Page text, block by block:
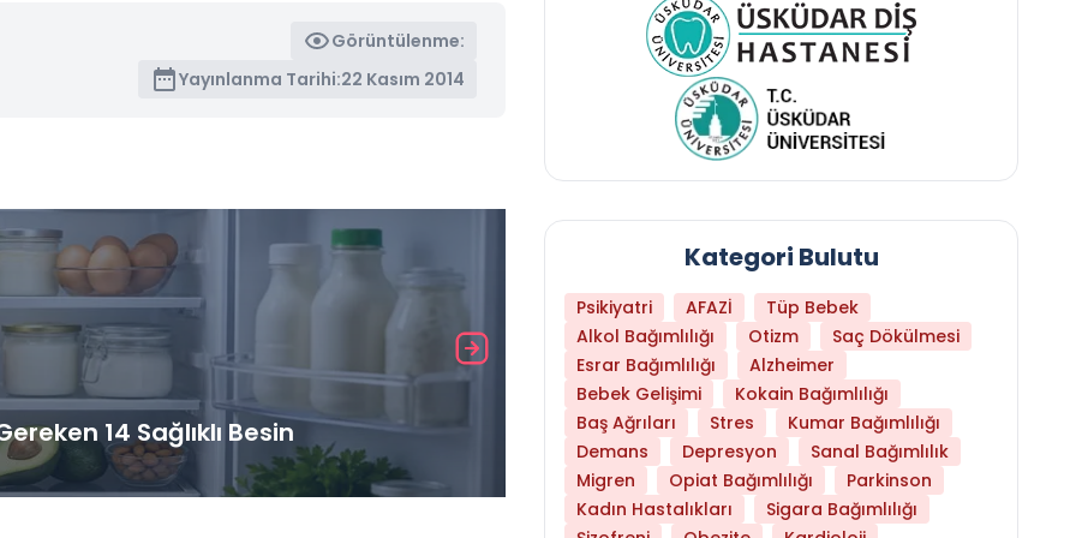
Görüntülenme:
Yayınlanma Tarihi:22 Kasım 2014
14 Sağlıklı Besin Hangi Yaşta Hangi Testi Yaptırmanız
Kategori Bulutu
Psikiyatri AFAZİ
Tüp Bebek
Alkol Bağımlılığı
Otizm
Saç Dökülmesi
Esrar Bağımlılığı
Alzheimer
Bebek Gelişimi
Kokain Bağımlılığı
Baş Ağrıları
Stres
Kumar Bağımlılığı
Demans
Depresyon
Sanal Bağımlılık
Migren
Opiat Bağımlılığı
Parkinson
Kadın Hastalıkları
Sigara Bağımlılığı